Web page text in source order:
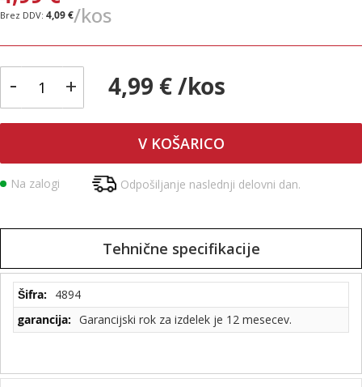
4,09 €/kos
- + 4,99 € /kos
V KOŠARICO
Na zalogi Odpošiljanje naslednji delovni dan.
Tehnične specifikacije
Tehnične
specifikacije
4894
Garancijski rok za izdelek je 12 mesecev.